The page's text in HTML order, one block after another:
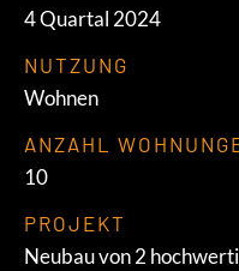
4 Quartal 2024
NUTZUNG
Wohnen
ANZAHL
10
PROJEKT
Neubau von 2